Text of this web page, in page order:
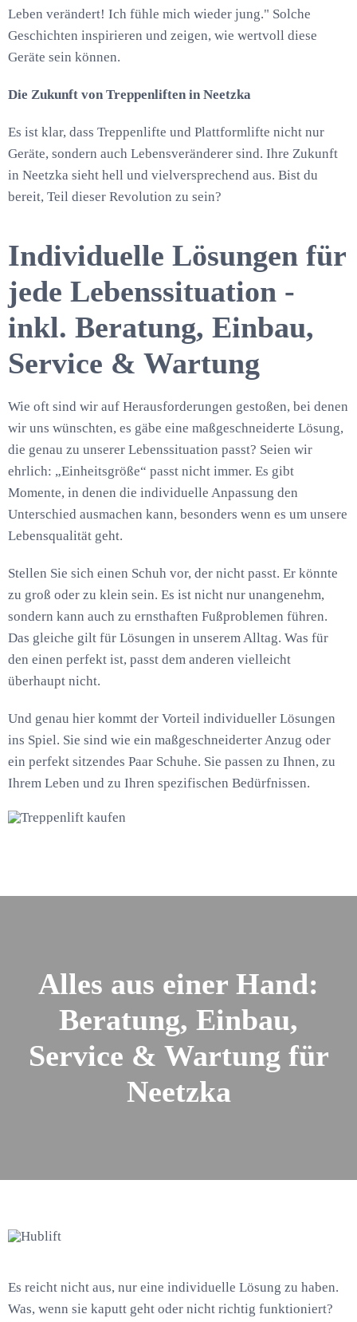
Leben verändert! Ich fühle mich wieder jung." Solche
Geschichten inspirieren und zeigen, wie wertvoll diese
Geräte sein können.
Die Zukunft von Treppenliften in Neetzka
Es ist klar, dass Treppenlifte und Plattformlifte nicht nur
Geräte, sondern auch Lebensveränderer sind. Ihre Zukunft
in Neetzka sieht hell und vielversprechend aus. Bist du
bereit, Teil dieser Revolution zu sein?
Individuelle Lösungen für
jede Lebenssituation -
inkl. Beratung, Einbau,
Service & Wartung
Wie oft sind wir auf Herausforderungen gestoßen, bei denen
wir uns wünschten, es gäbe eine maßgeschneiderte Lösung,
die genau zu unserer Lebenssituation passt? Seien wir
ehrlich: „Einheitsgröße“ passt nicht immer. Es gibt
Momente, in denen die individuelle Anpassung den
Unterschied ausmachen kann, besonders wenn es um unsere
Lebensqualität geht.
Stellen Sie sich einen Schuh vor, der nicht passt. Er könnte
zu groß oder zu klein sein. Es ist nicht nur unangenehm,
sondern kann auch zu ernsthaften Fußproblemen führen.
Das gleiche gilt für Lösungen in unserem Alltag. Was für
den einen perfekt ist, passt dem anderen vielleicht
überhaupt nicht.
Und genau hier kommt der Vorteil individueller Lösungen
ins Spiel. Sie sind wie ein maßgeschneiderter Anzug oder
ein perfekt sitzendes Paar Schuhe. Sie passen zu Ihnen, zu
Ihrem Leben und zu Ihren spezifischen Bedürfnissen.
Alles aus einer Hand:
Beratung, Einbau,
Service & Wartung für
Neetzka
Es reicht nicht aus, nur eine individuelle Lösung zu haben.
Was, wenn sie kaputt geht oder nicht richtig funktioniert?